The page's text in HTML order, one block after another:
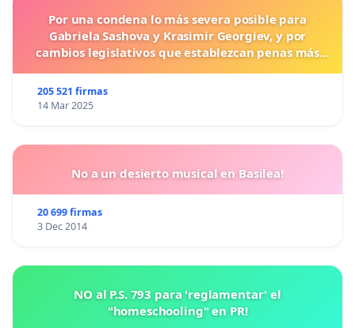
Por una condena lo más severa posible para
Gabriela Sashova y Krasimir Georgiev, y por
cambios legislativos que establezcan penas más
205 521 firmas
14 Mar 2025
No a un desierto musical en Basilea!
20 699 firmas
3 Dec 2014
NO al P.S. 793 para 'reglamentar' el
"homeschooling" en PR!